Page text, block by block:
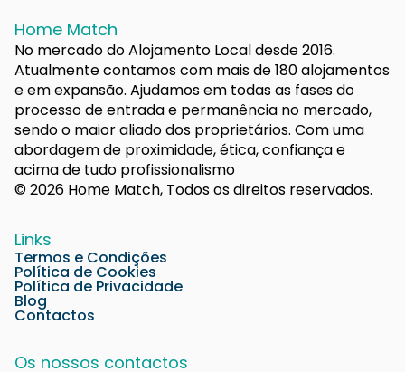
Home Match
No mercado do Alojamento Local desde 2016.
Atualmente contamos com mais de 180 alojamentos
e em expansão. Ajudamos em todas as fases do
processo de entrada e permanência no mercado,
sendo o maior aliado dos proprietários. Com uma
abordagem de proximidade, ética, confiança e
acima de tudo profissionalismo
© 2026 Home Match, Todos os direitos reservados.
Links
Termos e Condições
Política de Cookies
Política de Privacidade
Blog
Contactos
Os nossos contactos